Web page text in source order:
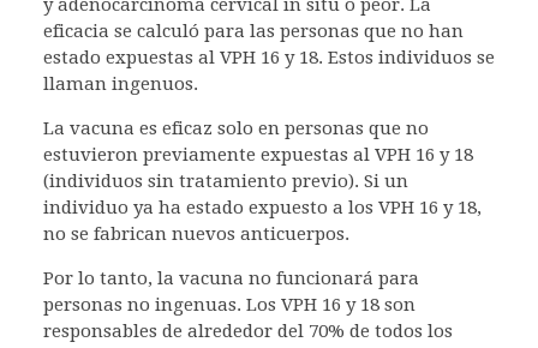
y adenocarcinoma cervical in situ o peor. La
eficacia se calculó para las personas que no han
estado expuestas al VPH 16 y 18. Estos individuos se
llaman ingenuos.
La vacuna es eficaz solo en personas que no
estuvieron previamente expuestas al VPH 16 y 18
(individuos sin tratamiento previo). Si un
individuo ya ha estado expuesto a los VPH 16 y 18,
no se fabrican nuevos anticuerpos.
Por lo tanto, la vacuna no funcionará para
personas no ingenuas. Los VPH 16 y 18 son
responsables de alrededor del 70% de todos los